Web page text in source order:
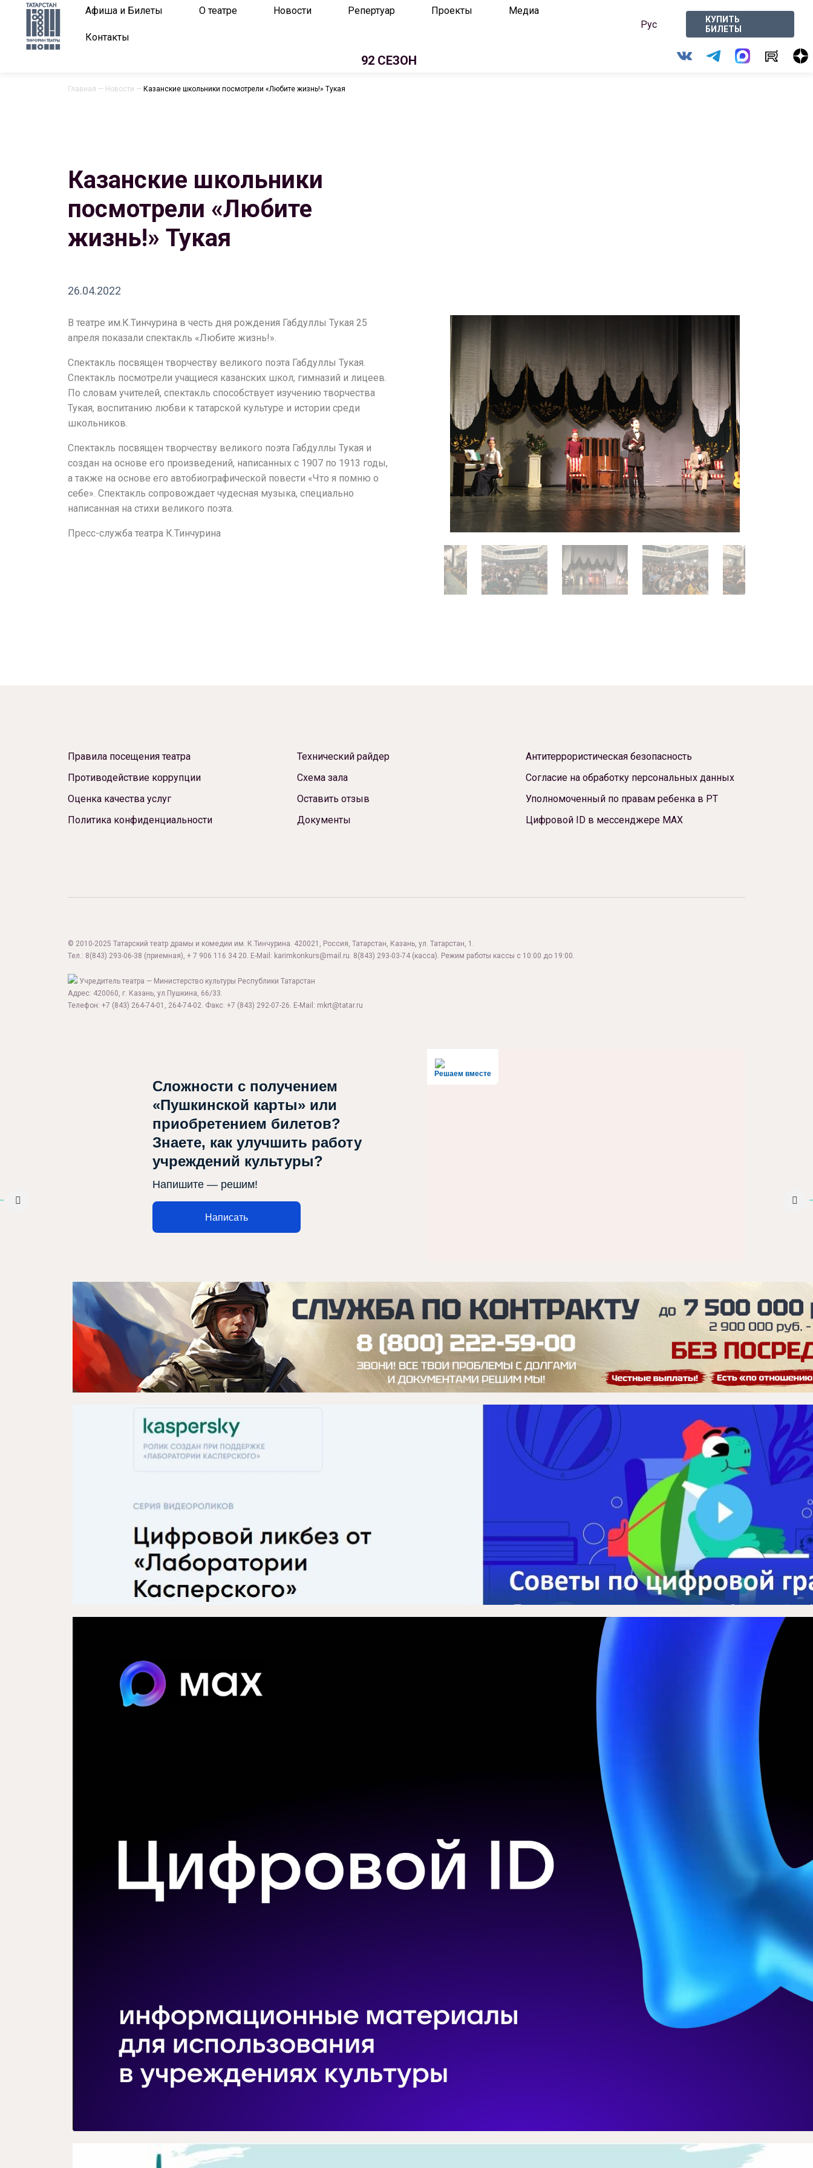
Афиша и Билеты О театре Новости Репертуар Проекты Медиа
Контакты
Рус
КУПИТЬ
БИЛЕТЫ
92 СЕЗОН
Контакты
Главная — Новости — Казанские школьники посмотрели «Любите жизнь!» Тукая
Казанские школьники
посмотрели «Любите
жизнь!» Тукая
26.04.2022
В театре им.К.Тинчурина в честь дня рождения Габдуллы Тукая 25
апреля показали спектакль «Любите жизнь!».
Спектакль посвящен творчеству великого поэта Габдуллы Тукая.
Спектакль посмотрели учащиеся казанских школ, гимназий и лицеев.
По словам учителей, спектакль способствует изучению творчества
Тукая, воспитанию любви к татарской культуре и истории среди
школьников.
Спектакль посвящен творчеству великого поэта Габдуллы Тукая и
создан на основе его произведений, написанных с 1907 по 1913 годы,
а также на основе его автобиографической повести «Что я помню о
себе». Спектакль сопровождает чудесная музыка, специально
написанная на стихи великого поэта.
Пресс-служба театра К.Тинчурина
Правила посещения театра
Противодействие коррупции
Оценка качества услуг
Политика конфиденциальности
Технический райдер
Схема зала
Оставить отзыв
Документы
Антитеррористическая безопасность
Согласие на обработку персональных данных
Уполномоченный по правам ребенка в РТ
Цифровой ID в мессенджере МАХ
© 2010-2025 Татарский театр драмы и комедии им. К.Тинчурина. 420021, Россия, Татарстан, Казань, ул. Татарстан, 1.
Тел.: 8(843) 293-06-38 (приемная), + 7 906 116 34 20. E-Mail: karimkonkurs@mail.ru. 8(843) 293-03-74 (касса). Режим работы кассы с 10:00 до 19:00.
Учредитель театра — Министерство культуры Республики Татарстан
Адрес: 420060, г. Казань, ул.Пушкина, 66/33.
Телефон: +7 (843) 264-74-01, 264-74-02. Факс: +7 (843) 292-07-26. E-Mail: mkrt@tatar.ru
Решаем вместе
Сложности с получением
«Пушкинской карты» или
приобретением билетов?
Знаете, как улучшить работу
учреждений культуры?
Напишите — решим!
Написать